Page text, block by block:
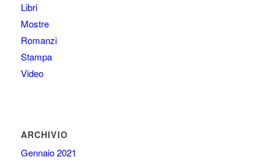
Libri
Mostre
Romanzi
Stampa
Video
ARCHIVIO
Gennaio 2021